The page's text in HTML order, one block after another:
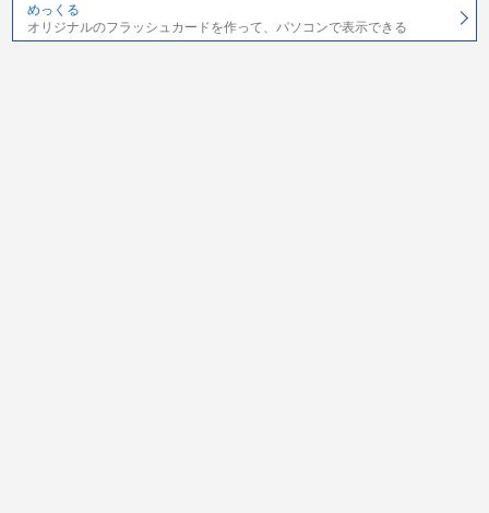
めっくる
オリジナルのフラッシュカードを作って、パソコンで表示できる